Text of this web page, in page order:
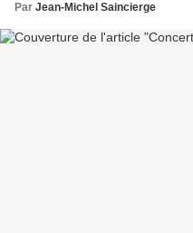
Par Jean-Michel Saincierge